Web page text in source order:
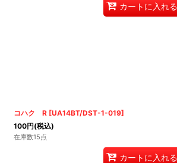
カートに入れる
コハク R [UA14BT/DST-1-019]
100円(税込)
在庫数15点
カートに入れる